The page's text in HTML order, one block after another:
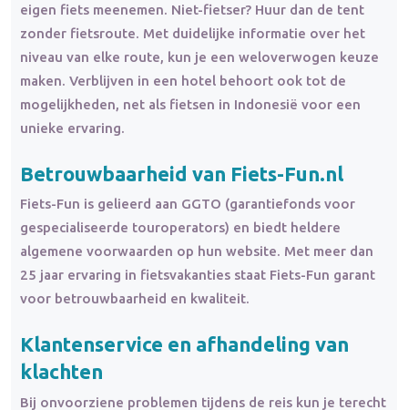
eigen fiets meenemen. Niet-fietser? Huur dan de tent
zonder fietsroute. Met duidelijke informatie over het
niveau van elke route, kun je een weloverwogen keuze
maken. Verblijven in een hotel behoort ook tot de
mogelijkheden, net als fietsen in Indonesië voor een
unieke ervaring.
Betrouwbaarheid van Fiets-Fun.nl
Fiets-Fun is gelieerd aan GGTO (garantiefonds voor
gespecialiseerde touroperators) en biedt heldere
algemene voorwaarden op hun website. Met meer dan
25 jaar ervaring in fietsvakanties staat Fiets-Fun garant
voor betrouwbaarheid en kwaliteit.
Klantenservice en afhandeling van
klachten
Bij onvoorziene problemen tijdens de reis kun je terecht